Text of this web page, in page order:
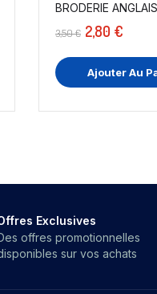
EN TISSU EN COTON...
BRODERIE
3,50 € 2,80 €
Ajouter Au
Exclusives
offres promotionnelles
sur vos achats